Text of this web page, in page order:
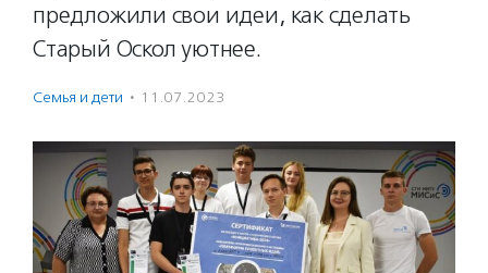
предложили свои идеи, как сделать
Старый Оскол уютнее.
Семья и дети · 11.07.2023